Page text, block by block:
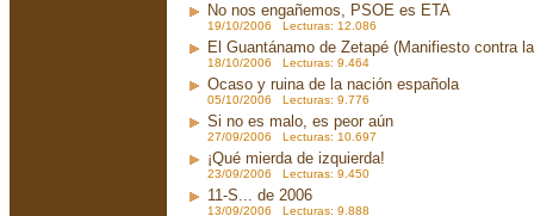
No nos engañemos, PSOE es ETA
19/10/2006 Lecturas: 12.086
El Guantánamo de Zetapé (Manifiesto contra
18/10/2006 Lecturas: 9.464
Ocaso y ruina de la nación española
05/10/2006 Lecturas: 9.776
Si no es malo, es peor aún
27/09/2006 Lecturas: 10.697
¡Qué mierda de izquierda!
23/09/2006 Lecturas: 9.450
11-S... de 2006
13/09/2006 Lecturas: 9.888